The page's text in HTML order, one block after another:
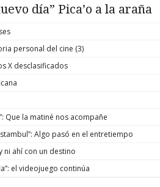
día” Pica’o a la araña
personal del cine (3)
X desclasificados
Que la matiné nos acompañe
Algo pasó en el entretiempo
ni ahí con un destino
el videojuego continúa